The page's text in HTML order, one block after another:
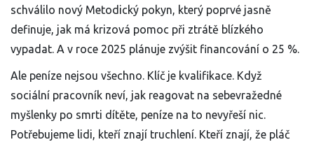
schválilo nový Metodický pokyn, který poprvé jasně
definuje, jak má krizová pomoc při ztrátě blízkého
vypadat. A v roce 2025 plánuje zvýšit financování o 25 %.
Ale peníze nejsou všechno. Klíč je kvalifikace. Když
sociální pracovník neví, jak reagovat na sebevražedné
myšlenky po smrti dítěte, peníze na to nevyřeší nic.
Potřebujeme lidi, kteří znají truchlení. Kteří znají, že pláč